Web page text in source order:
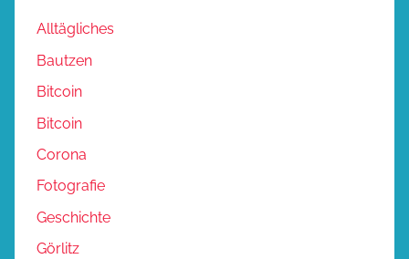
Alltägliches
Bautzen
Bitcoin
Bitcoin
Corona
Fotografie
Geschichte
Görlitz